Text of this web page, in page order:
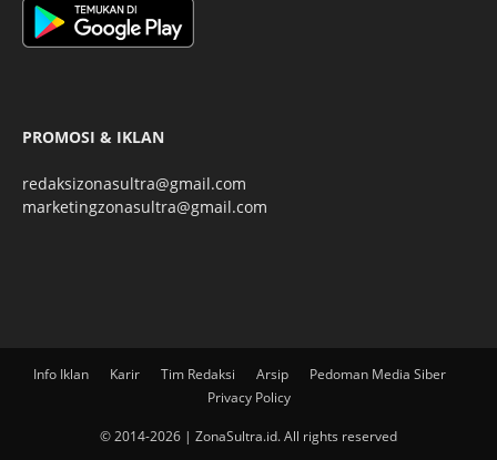
PROMOSI & IKLAN
redaksizonasultra@gmail.com
marketingzonasultra@gmail.com
Info Iklan Karir Tim Redaksi Arsip
Pedoman Media Siber
Privacy Policy
© 2014-2026 | ZonaSultra.id. All rights reserved